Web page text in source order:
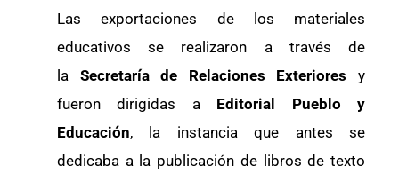
Las exportaciones de los
materiales
educativos se realizaron a través de
la Secretaría de Relaciones Exterioresy
fueron dirigidas a Editorial Pueblo y
Educación, la instancia que antes se
dedicaba a la publicación de libros de texto